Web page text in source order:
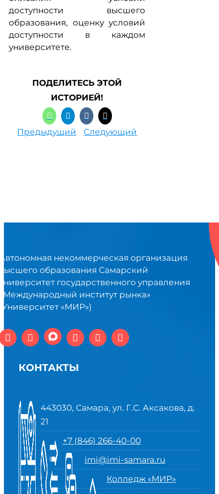
доступности высшего
образования, оценку условий
доступности в каждом
университете.
ПОДЕЛИТЕСЬ ЭТОЙ
ИСТОРИЕЙ!
Предыдущий Следующий
некоммерческая организация
образования Самарский
государственного управления
институт рынка»
«МИР»)
КОНТАКТЫ
443030, Самара, ул. Г.С. Аксакова, д.
21
+7 (846) 266-40-00
imi@imi-samara.ru
Колледж «МИР»